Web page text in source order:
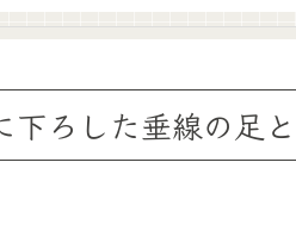
下ろした垂線の足